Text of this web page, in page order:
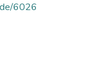
6026